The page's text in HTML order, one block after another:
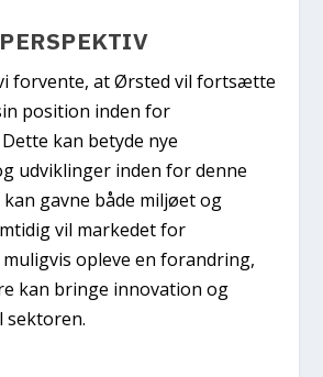
forvente, at Ørsted vil fortsætte
position inden for
kan betyde nye
udviklinger inden for denne
gavne både miljøet og
vil markedet for
opleve en forandring,
kan bringe innovation og
sektoren.